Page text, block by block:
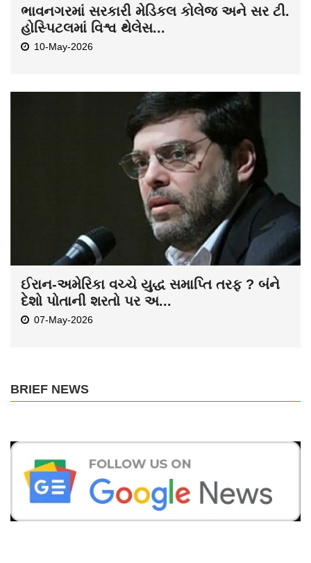
ભાવનગરમાં સરકારી મેડિકલ કોલેજ અને સર ટી.
હોસ્પિટલમાં વિશ્વ થેલેસ...
10-May-2026
ઈરાન-અમેરિકા વચ્ચે યુદ્ધ સમાપ્તિ તરફ ? બંને
દેશો પોતાની શરતો પર અ...
07-May-2026
BRIEF NEWS